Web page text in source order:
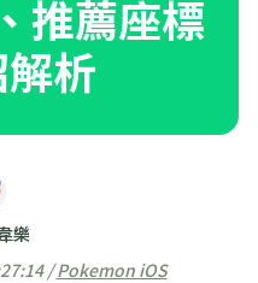
推薦座標
析
樂
/Pokemon iOS